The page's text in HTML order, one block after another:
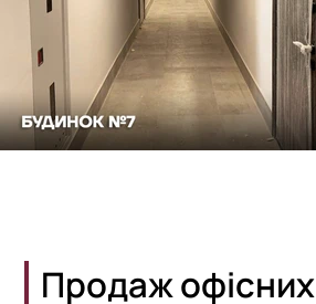
Продаж офісних